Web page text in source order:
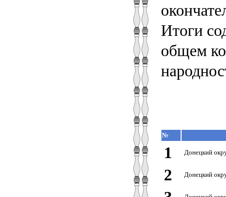
Итоги
общем
№
1 Донецкий
2 Донецкий